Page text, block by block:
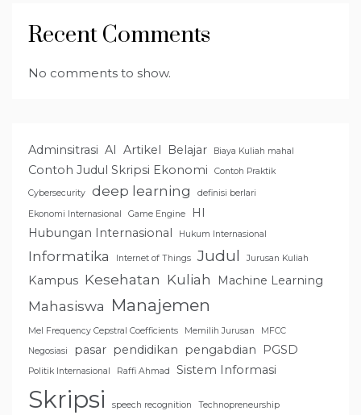
Recent Comments
No comments to show.
Adminsitrasi AI Artikel Belajar Biaya Kuliah mahal
Contoh Judul Skripsi Ekonomi Contoh Praktik
Cybersecurity deep learning
definisi berlari
Ekonomi Internasional
Game Engine
HI
Hubungan Internasional
Hukum Internasional
Informatika Internet of Things Judul Jurusan Kuliah
Kampus Kesehatan Kuliah Machine Learning
Mahasiswa Manajemen
Mel Frequency Cepstral Coefficients Memilih Jurusan
MFCC
Negosiasi
pasar pendidikan pengabdian PGSD
Politik Internasional Raffi Ahmad Sistem Informasi
Skripsi speech recognition Technopreneurship